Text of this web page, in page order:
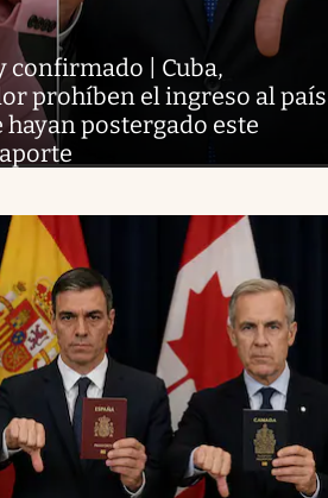
confirmado | Cuba,
prohíben el ingreso al país
postergado este